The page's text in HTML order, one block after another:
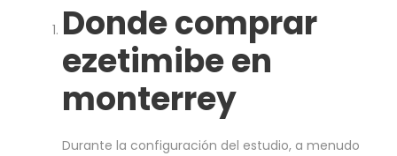
Donde comprar
ezetimibe en
monterrey
Durante la configuración del estudio, a menudo